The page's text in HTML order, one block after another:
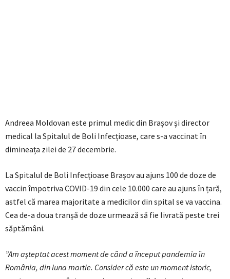
Andreea Moldovan este primul medic din Brașov și director
medical la Spitalul de Boli Infecțioase, care s-a vaccinat în
dimineața zilei de 27 decembrie.
La Spitalul de Boli Infecțioase Brașov au ajuns 100 de doze de
vaccin împotriva COVID-19 din cele 10.000 care au ajuns în țară,
astfel că marea majoritate a medicilor din spital se va vaccina.
Cea de-a doua tranșă de doze urmează să fie livrată peste trei
săptămâni.
”Am așteptat acest moment de când a început pandemia în
România, din luna martie. Consider că este un moment istoric,